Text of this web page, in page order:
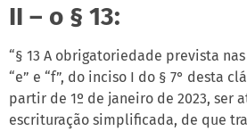
II – o § 13:
“§ 13 A obrigatoriedade prevista nas
“e” e “f”, do inciso I do § 7° desta
partir de 1º de janeiro de 2023, ser
escrituração simplificada, de que